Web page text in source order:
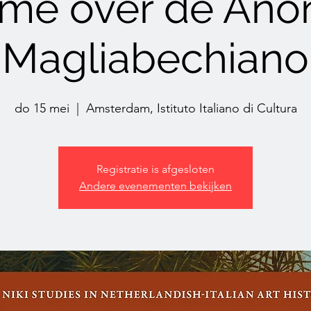
Magliabechiano
do 15 mei Amsterdam, Istituto Italiano di Cultura
Registratie is afgesloten
Andere evenementen bekijken